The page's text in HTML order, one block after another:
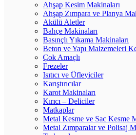
Ahşap Kesim Makinaları
Ahşap Zımpara ve Planya
Akülü Aletler
Bahçe Makinaları
Basınçlı Yıkama Makinaları
Beton ve Yapı Malzemeleri
Çok Amaçlı
Frezeler
Isıtıcı ve Üfleyiciler
Karıştırıcılar
Karot Makinaları
Kırıcı – Deliciler
Matkaplar
Metal Kesme ve Sac Kesme
Metal Zımparalar ve Polisaj